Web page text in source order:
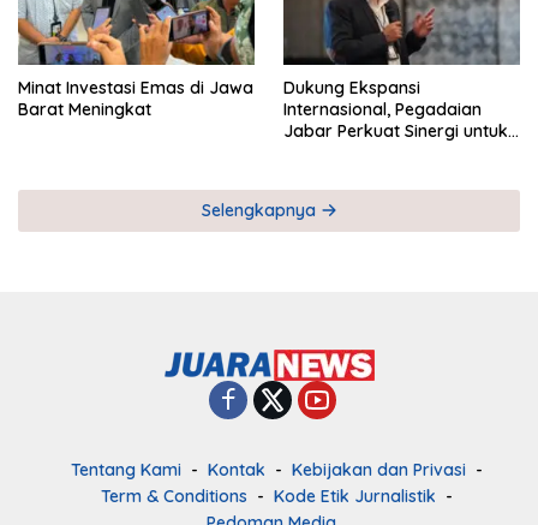
Minat Investasi Emas di Jawa
Barat Meningkat
Dukung Ekspansi
Internasional, Pegadaian
Jabar Perkuat Sinergi untuk
Selengkapnya
Tentang Kami Kontak
Kebijakan dan Privasi
Term & Conditions
Kode Etik Jurnalistik